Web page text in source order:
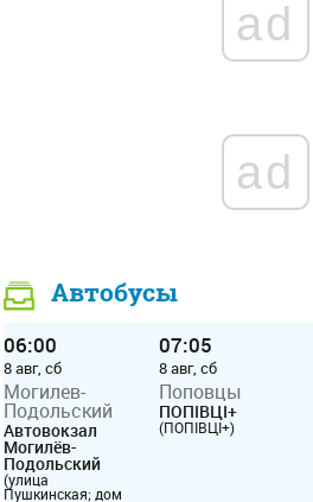
ad
ad
Автобусы
06:00
8 авг, сб
Могилев-
Подольский
Автовокзал
Могилёв-
Подольский
(улица
Пушкинская; дом
07:05
8 авг, сб
Поповцы
ПОПІВЦІ+
(ПОПІВЦІ+)